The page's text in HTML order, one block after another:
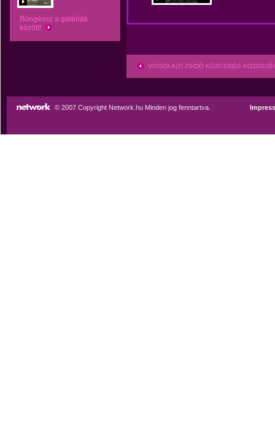
Böngéssz a galériák
között!
VISSZA A(Z) ZSIDÓ KÖZÖSSÉG
© 2007 Copyright Network.hu Minden jog fenntartva.